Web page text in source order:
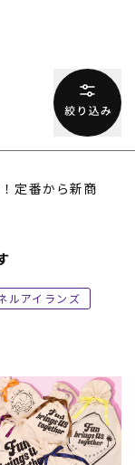
定番から新商
ルアイランズ